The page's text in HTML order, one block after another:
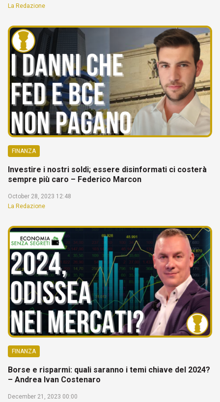
La Redazione
FINANZA
Investire i nostri soldi; essere disinformati ci costerà
sempre più caro – Federico Marcon
October 28, 2023 12:48
La Redazione
FINANZA
Borse e risparmi: quali saranno i temi chiave del 2024?
– Andrea Ivan Costenaro
December 21, 2023 00:00